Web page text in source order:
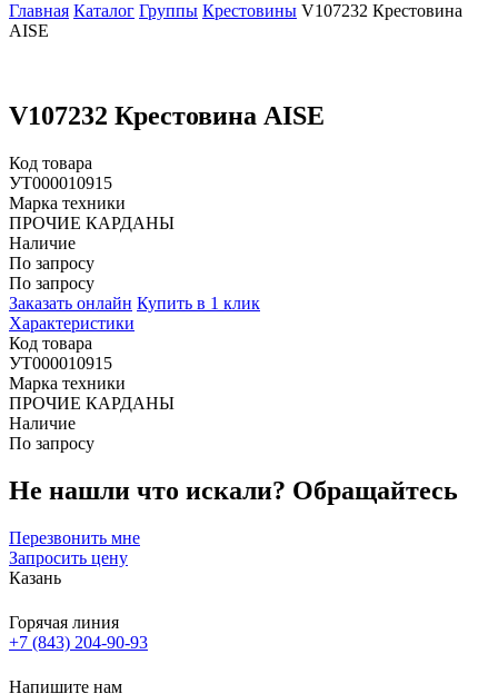
Главная Каталог Группы Крестовины V107232 Крестовина
AISE
V107232 Крестовина AISE
Код товара
УТ000010915
Марка техники
ПРОЧИЕ КАРДАНЫ
Наличие
По запросу
По запросу
Заказать онлайн Купить в 1 клик
Характеристики
Код товара
УТ000010915
Марка техники
ПРОЧИЕ КАРДАНЫ
Наличие
По запросу
Не нашли что искали? Обращайтесь
Перезвонить мне
Запросить цену
Казань
Горячая линия
+7 (843) 204-90-93
Напишите нам